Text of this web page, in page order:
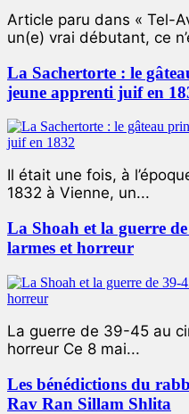
Article paru dans « Tel-
un(e) vrai débutant, ce
La Sachertorte : le
jeune apprenti juif en
Il était une fois, à
1832 à Vienne, un...
La Shoah et la guerre
larmes et horreur
La guerre de 39-45 au
horreur Ce 8 mai...
Les bénédictions du
Rav Ran Sillam Shlita